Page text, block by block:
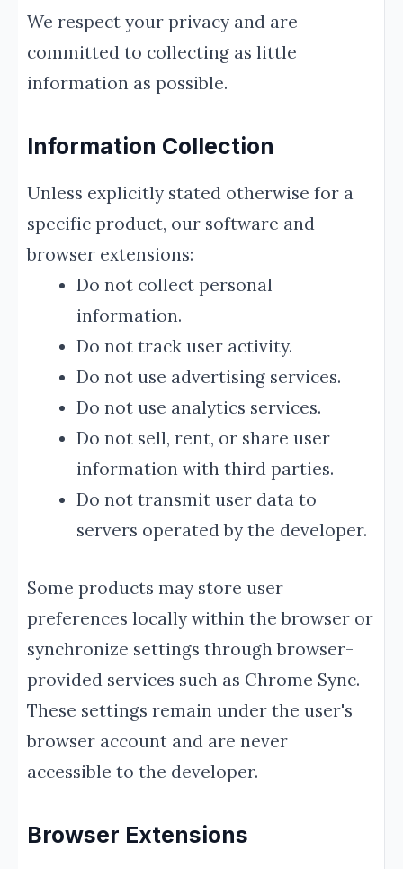
We respect your privacy and are
committed to collecting as little
information as possible.
Information Collection
Unless explicitly stated otherwise for a
specific product, our software and
browser extensions:
Do not collect personal
information.
Do not track user activity.
Do not use advertising services.
Do not use analytics services.
Do not sell, rent, or share user
information with third parties.
Do not transmit user data to
servers operated by the developer.
Some products may store user
preferences locally within the browser or
synchronize settings through browser-
provided services such as Chrome Sync.
These settings remain under the user's
browser account and are never
accessible to the developer.
Browser Extensions